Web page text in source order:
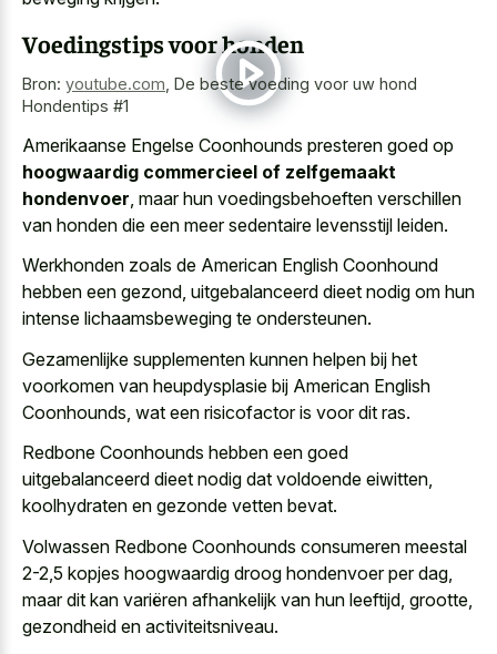
Voedingstips voor honden
Bron: youtube.com De beste voeding voor uw hond
Hondentips #1
Amerikaanse Engelse Coonhounds presteren goed op
hoogwaardig commercieel of zelfgemaakt
hondenvoer , maar hun voedingsbehoeften verschillen
van honden die een meer sedentaire levensstijl leiden.
Werkhonden zoals de American English Coonhound
hebben een gezond, uitgebalanceerd dieet nodig om hun
intense lichaamsbeweging te ondersteunen.
Gezamenlijke supplementen kunnen helpen bij het
voorkomen van heupdysplasie bij American English
Coonhounds, wat een risicofactor is voor dit ras.
Redbone Coonhounds hebben een goed
uitgebalanceerd dieet nodig dat voldoende eiwitten,
koolhydraten en gezonde vetten bevat.
Volwassen Redbone Coonhounds consumeren meestal
2-2,5 kopjes hoogwaardig droog hondenvoer per dag,
maar dit kan variëren afhankelijk van hun leeftijd, grootte,
gezondheid en activiteitsniveau.